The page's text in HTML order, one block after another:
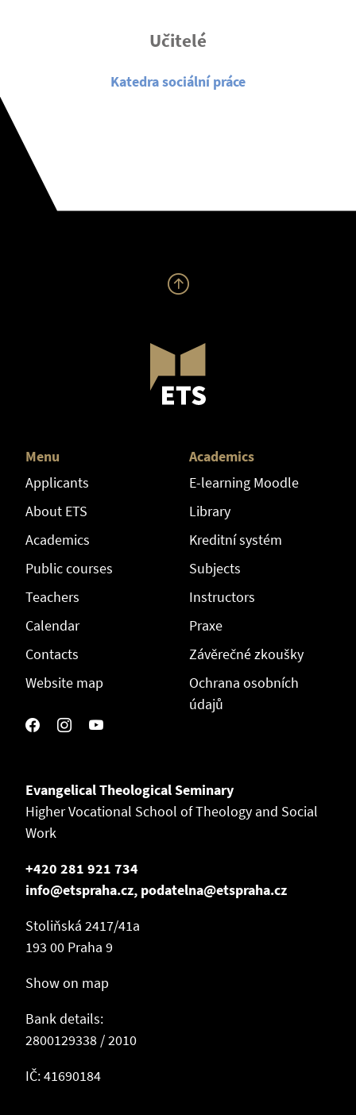
Učitelé
Katedra sociální práce
Menu
Applicants
About ETS
Academics
Public courses
Teachers
Calendar
Contacts
Website map
Academics
E-learning Moodle
Library
Kreditní systém
Subjects
Instructors
Praxe
Závěrečné zkoušky
Ochrana osobních
údajů
Evangelical Theological Seminary
Higher Vocational School of Theology and Social
Work
+420 281 921 734
info@etspraha.cz, podatelna@etspraha.cz
Stoliňská 2417/41a
193 00 Praha 9
Show on map
Bank details:
2800129338 / 2010
IČ: 41690184